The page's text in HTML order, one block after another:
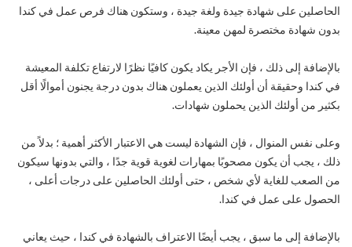
الحاصلين على شهادة جيدة ولغة جيدة ، وستكون هناك فرص عمل في كندا
بدون شهادة مختصرة لمهن معينة.
بالإضافة إلى ذلك ، فإن الأجر يكاد يكون كافيًا نظرًا لارتفاع تكلفة المعيشة
في كندا وحقيقة أن أولئك الذين يعملون هناك بدون درجة يجنون أموالًا أقل
بكثير من أولئك الذين يحملون شهادات.
وعلى نفس المنوال ، فإن الشهادة ليست هي الاعتبار الأكثر أهمية ؛ بدلاً من
ذلك ، يجب أن يكون مصحوبًا بمهارات لغوية قوية جدًا ، والتي بدونها سيكون
من الصعب للغاية لأي شخص ، حتى أولئك الحاصلين على درجات أعلى ،
الحصول على عمل في كندا.
بالإضافة إلى ما سبق ، يجب أيضًا الاعتراف بالشهادة في كندا ، حيث يعاني